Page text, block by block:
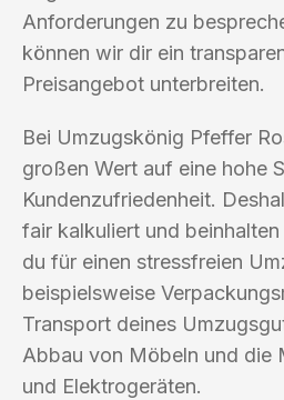
Anforderungen zu
können wir dir ein
Preisangebot unterbreiten.
Bei Umzugskönig Pfeffer
großen Wert auf eine hohe
Kundenzufriedenheit.
fair kalkuliert und
du für einen stressfreien
beispielsweise
Transport deines
Abbau von Möbeln und die
und Elektrogeräten.